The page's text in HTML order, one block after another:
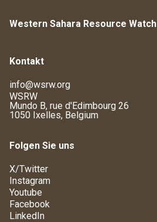
Western Sahara Resource Watch
Kontakt
info@wsrw.org
WSRW
Mundo B, rue d'Edimbourg 26
1050 Ixelles, Belgium
Folgen Sie uns
X/Twitter
Instagram
Youtube
Facebook
LinkedIn